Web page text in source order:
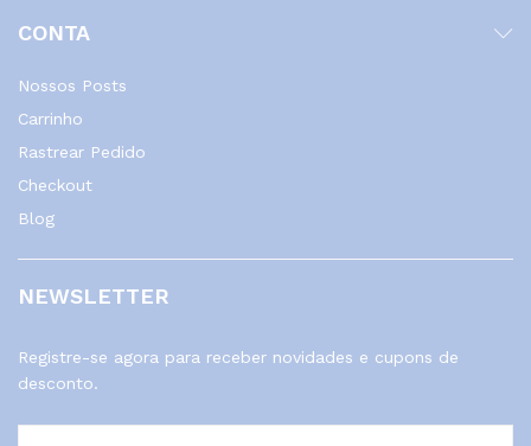
CONTA
Nossos Posts
Carrinho
Rastrear Pedido
Checkout
Blog
NEWSLETTER
Registre-se agora para receber novidades e cupons de
desconto.